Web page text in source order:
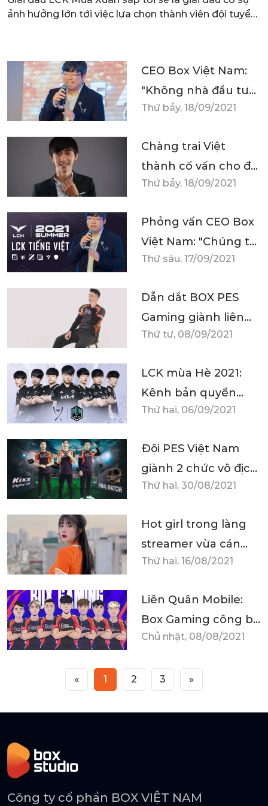
ảnh hưởng lớn tới việc lựa chọn thành viên đội tuyển
CEO Box Việt Nam:
"Không nhà đầu tư
nào lại từ chối
thao điện tử"
Thứ bảy, 18/09/2021
Chàng trai Việt
thành cố vấn cho đội
eSports Hàn Quốc
Thứ bảy, 18/09/2021
Phỏng vấn CEO Box
Việt Nam: "Chúng tôi
kỳ vọng sẽ đưa các
ShowMaker, Chovy
đến với khán giả Việt
vào năm tới"
Thứ sáu, 17/09/2021
Dẫn dắt BOX PES
Gaming giành liên
tiếp 2 chức vô địch
khiếm tốn: 'Chỉ đạt
2/4 mục tiêu'
Thứ tư, 08/09/2021
LCK mùa Hè 2021:
Kênh bản quyền
tiếng Việt vượt mức
Nam thiết lập chuẩn
mực mới
Thứ hai, 06/09/2021
Đội PES Việt Nam
giành 2 chức vô địch
ở Thái Lan
Thứ hai, 30/08/2021
Hot girl trong làng
streamer vừa cán
mốc triệu follow
nể phục
Thứ hai, 16/08/2021
Liên Quân Mobile:
Box Gaming công bố
đội hình dự ĐTDV
Chủ nhật, 08/08/2021
« 1 2 3 »
Công ty cổ phần BOX VIỆT NAM